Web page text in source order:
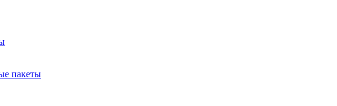
пакеты